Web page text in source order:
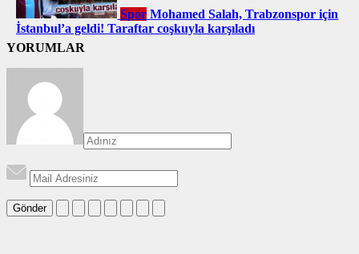
Spor Mohamed Salah, Trabzonspor için
İstanbul’a geldi! Taraftar coşkuyla karşıladı
YORUMLAR
Gönder